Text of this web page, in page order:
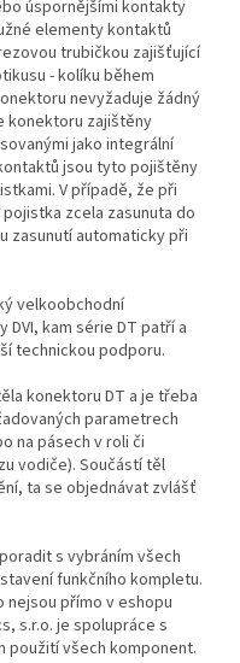
úspornějšími kontakty
elementy kontaktů
trubičkou zajišťující
- kolíku během
nevyžaduje žádný
konektoru zajištěny
jako integrální
jsou tyto pojištěny
V případě, že při
zcela zasunuta do
zasunutí automaticky při
velkoobchodní
kam série DT patří a
technickou podporu.
konektoru DT a je třeba
parametrech
na pásech v roli či
vodiče). Součástí těl
ta se objednávat zvlášť
s vybráním všech
funkčního kompletu.
přímo v eshopu
s.r.o. je spolupráce s
použití všech komponent.